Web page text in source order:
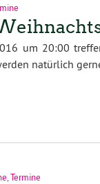
um 20:00
natürlich
,Termine